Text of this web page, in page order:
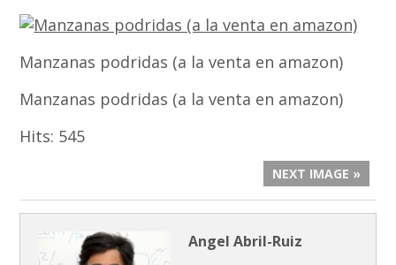
Manzanas podridas (a la venta en amazon)
Manzanas podridas (a la venta en amazon)
Hits: 545
NEXT IMAGE »
Angel Abril-Ruiz